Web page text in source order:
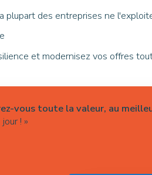
plupart des entreprises ne
et modernisez vos offres
vous toute la valeur, au
! »